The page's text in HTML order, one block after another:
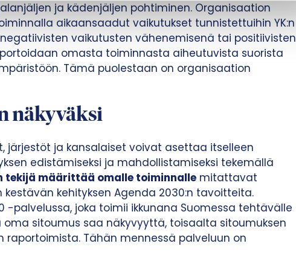
ja kädenjäljen pohtiminen. Organisaation
aikaansaadut vaikutukset tunnistettuihin YK:n
vaikutusten vähenemisenä tai positiivisten
omasta toiminnasta aiheutuvista suorista
Tämä puolestaan on organisaation
näkyväksi
järjestöt ja kansalaiset voivat asettaa itselleen
edistämiseksi ja mahdollistamiseksi tekemällä
tekijä määrittää omalle toiminnalle mitattavat
kehityksen Agenda 2030:n tavoitteita.
-palvelussa, joka toimii ikkunana Suomessa tehtävälle
oma sitoumus saa näkyvyyttä, toisaalta sitoumuksen
Tähän mennessä palveluun on